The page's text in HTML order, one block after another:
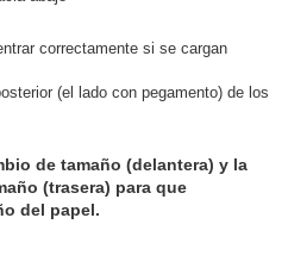
correctamente si se cargan
(el lado con pegamento) de los
de tamaño (delantera) y la
(trasera) para que
del papel.